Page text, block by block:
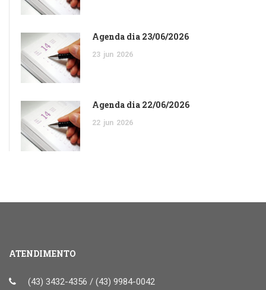
Agenda dia 23/06/2026
23 jun 2026
Agenda dia 22/06/2026
22 jun 2026
ATENDIMENTO
(43) 3432-4356 / (43) 9984-0042